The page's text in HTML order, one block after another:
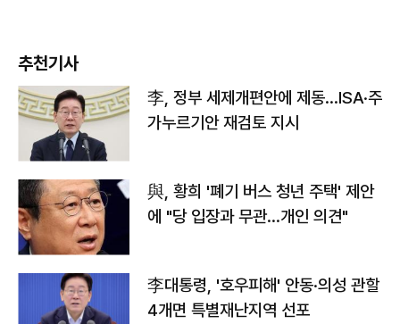
추천기사
李, 정부 세제개편안에 제동…ISA·주
가누르기안 재검토 지시
與, 황희 '폐기 버스 청년 주택' 제안
에 "당 입장과 무관…개인 의견"
李대통령, '호우피해' 안동·의성 관할
4개면 특별재난지역 선포